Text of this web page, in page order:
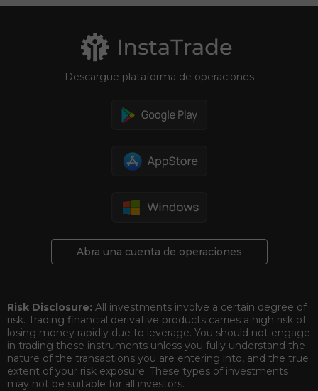
Descargue plataforma de operaciones
Abra una cuenta de operaciones
Risk Disclosure: All investments involve a certain degree of
risk. Trading financial derivative products carries a high risk of
losing money rapidly due to leverage. You should not engage
in trading these instruments unless you fully understand the
nature of the transactions you are entering into, and the true
extent of your risk exposure. These types of investments
may not be suitable for all investors.